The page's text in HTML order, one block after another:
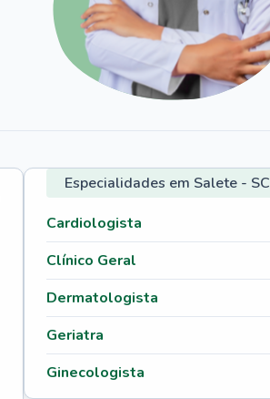
Especialidades em Salete - SC
Cardiologista
Clínico Geral
Dermatologista
Geriatra
Ginecologista